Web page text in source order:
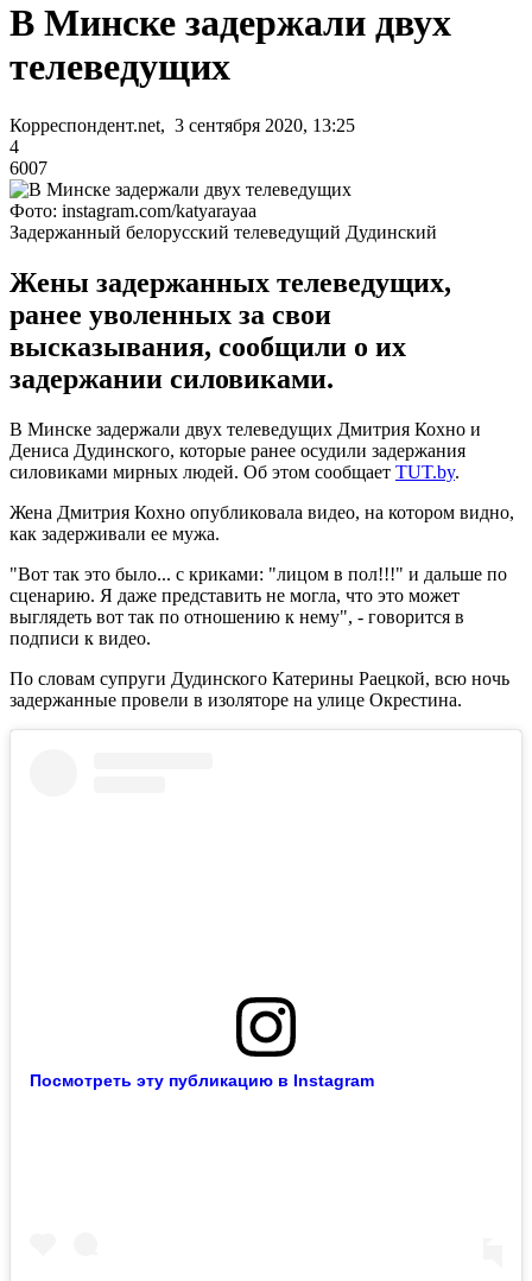
В Минске задержали двух
телеведущих
Корреспондент.net, 3 сентября 2020, 13:25
4
6007
Фото: instagram.com/katyarayaa
Задержанный белорусский телеведущий Дудинский
Жены задержанных телеведущих,
ранее уволенных за свои
высказывания, сообщили о их
задержании силовиками.
В Минске задержали двух телеведущих Дмитрия Кохно и
Дениса Дудинского, которые ранее осудили задержания
силовиками мирных людей. Об этом сообщает TUT.by.
Жена Дмитрия Кохно опубликовала видео, на котором видно,
как задерживали ее мужа.
"Вот так это было... с криками: "лицом в пол!!!" и дальше по
сценарию. Я даже представить не могла, что это может
выглядеть вот так по отношению к нему", - говорится в
подписи к видео.
По словам супруги Дудинского Катерины Раецкой, всю ночь
задержанные провели в изоляторе на улице Окрестина.
Посмотреть эту публикацию в Instagram